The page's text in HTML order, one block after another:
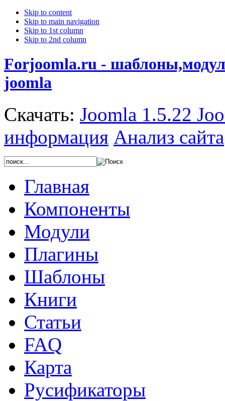
Skip to content
Skip to main navigation
Skip to 1st column
Skip to 2nd column
Forjoomla.ru -
joomla
Скачать: Joomla 1.5.22
информация Анализ сайта
Главная
Компоненты
Модули
Плагины
Шаблоны
Книги
Статьи
FAQ
Карта
Русификаторы